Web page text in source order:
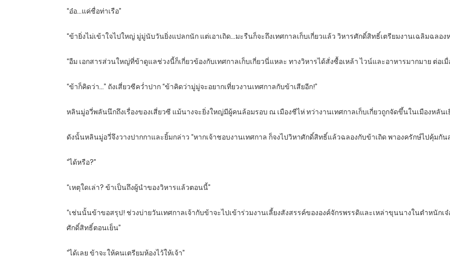
“อ๋อ…แค่ชื่อท่าเรือ”
“ข้ายิ่งไม่เข้าใจไปใหญ่ มู่มู่นับวันยิ่งแปลกนัก แต่เอาเถิด…มะรืนก็จะถึงเทศกาลเก็บเกี่ยวแล้ว วิหารศักดิ์สิทธิ์เตรียมงานเฉลิมฉลอง
“อืม เอกสารส่วนใหญ่ที่ข้าดูแลช่วงนี้ก็เกี่ยวข้องกับเทศกาลเก็บเกี่ยวนี่แหละ ทางวิหารได้สั่งซื้อเหล้า ไวน์และอาหารมากมาย ต่อ
“ข้าก็คิดว่า…” ถังเสี่ยวซีคว่ำปาก “ข้าคิดว่ามู่มู่จะอยากเที่ยวงานเทศกาลกับข้าเสียอีก!”
หลินมู่อวี่พลันนึกถึงเรื่องของเสี่ยวซี แม้นางจะยิ่งใหญ่มีผู้คนล้อมรอบ ณ เมืองชีไห่ ทว่างานเทศกาลเก็บเกี่ยวถูกจัดขึ้นในเมืองหลัน
ดังนั้นหลินมู่อวี่จึงวางปากกาและยิ้มกล่าว “หากเจ้าชอบงานเทศกาล ก็จงไปวิหาศักดิ์สิทธิ์แล้วฉลองกับข้าเถิด พาองครักษ์ไปคุ้มกั
“ได้หรือ?”
“เหตุใดเล่า? ข้าเป็นถึงผู้นำของวิหารแล้วตอนนี้”
“เช่นนั้นข้าขอสรุป! ช่วงบ่ายวันเทศกาลเจ้ากับข้าจะไปเข้าร่วมงานเลี้ยงสังสรรค์ขององค์จักรพรรดิและเหล่าขุนนางในตำหนักเ
ศักดิ์สิทธิ์ตอนเย็น”
“ได้เลย ข้าจะให้คนเตรียมห้องไว้ให้เจ้า”